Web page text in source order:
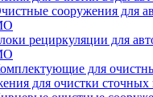
сооружения для
рециркуляции для
для
для очистки сточных